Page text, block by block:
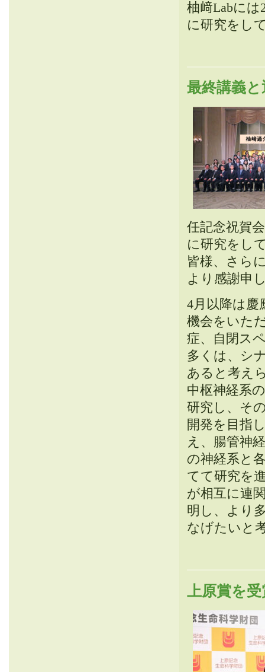
柚﨑Labには
に研究をし
最終講義
任記念祝賀
に研究をし
皆様、さら
より感謝申
4月以降は慶
機会をいた
症、自閉ス
多くは、シ
あると考え
中枢神経系
研究し、そ
開発を目指
え、腸管神
の神経系と
てて研究を
が相互に連
明し、より
なげたいと
上原賞を